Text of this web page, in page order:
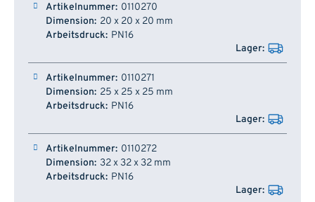
0110270
20 x 20 x 20 mm
PN16
0110271
25 x 25 x 25 mm
PN16
0110272
32 x 32 x 32 mm
PN16